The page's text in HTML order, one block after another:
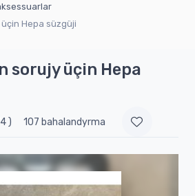
Hepa süzgüji
sorujy üçin Hepa
) 107 bahalandyrma